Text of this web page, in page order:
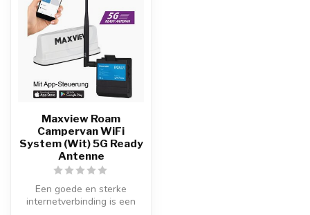
Maxview Roam
Campervan WiFi
System (Wit) 5G Ready
Antenne
Een goede en sterke
internetverbinding is een